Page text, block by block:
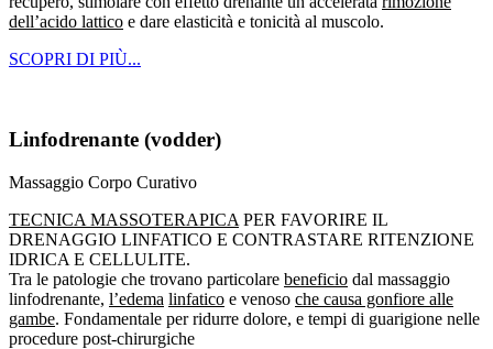
dell’acido lattico e dare elasticità e tonicità al muscolo.
SCOPRI DI PIÙ...
Linfodrenante (vodder)
Massaggio Corpo Curativo
TECNICA MASSOTERAPICA PER FAVORIRE IL
DRENAGGIO LINFATICO E CONTRASTARE RITENZIONE
IDRICA E CELLULITE.
Tra le patologie che trovano particolare beneficio dal massaggio
linfodrenante, l’edema linfatico e venoso che causa gonfiore alle
gambe. Fondamentale per ridurre dolore, e tempi di guarigione nelle
procedure post-chirurgiche